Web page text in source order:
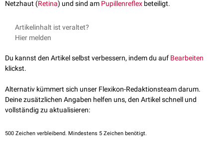
Netzhaut (Retina) und sind am Pupillenreflex beteiligt.
Artikelinhalt ist veraltet?
Hier melden
Du kannst den Artikel selbst verbessern, indem du auf Bearbeiten
klickst.
Alternativ kümmert sich unser Flexikon-Redaktionsteam darum.
Deine zusätzlichen Angaben helfen uns, den Artikel schnell und
vollständig zu aktualisieren:
500 Zeichen verbleibend. Mindestens 5 Zeichen benötigt.